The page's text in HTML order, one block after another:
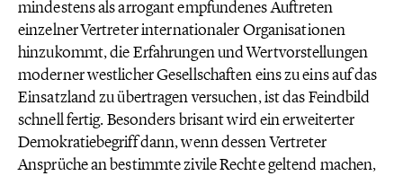
mindestens als arrogant empfundenes Auftreten
einzelner Vertreter internationaler Organisationen
hinzukommt, die Erfahrungen und Wertvorstellungen
moderner westlicher Gesellschaften eins zu eins auf das
Einsatzland zu übertragen versuchen, ist das Feindbild
schnell fertig. Besonders brisant wird ein erweiterter
Demokratiebegriff dann, wenn dessen Vertreter
Ansprüche an bestimmte zivile Rechte geltend machen,